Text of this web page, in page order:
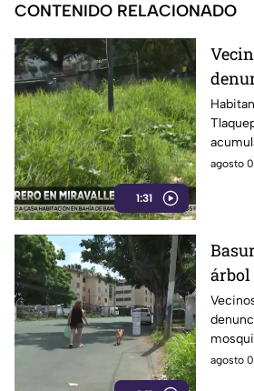
CONTENIDO RELACIONADO
1:31
falta
agosto
árbol
y un
agosto